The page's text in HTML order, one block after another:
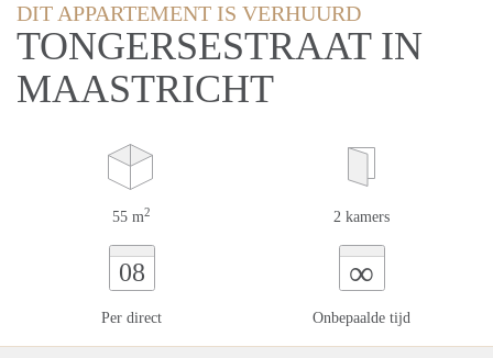
DIT APPARTEMENT IS VERHUURD
TONGERSESTRAAT IN
MAASTRICHT
55 m2 2 kamers
08
Per direct
∞
Onbepaalde tijd